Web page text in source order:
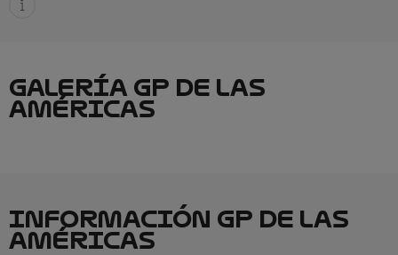
GALERÍA GP DE LAS
AMÉRICAS
INFORMACIÓN GP DE LAS
AMÉRICAS